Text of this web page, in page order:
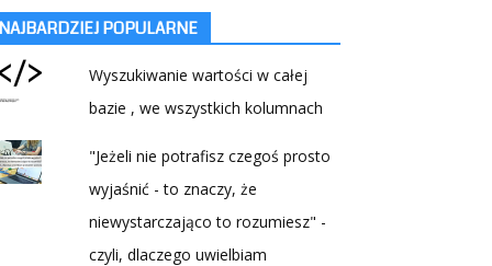
NAJBARDZIEJ POPULARNE
Wyszukiwanie wartości w całej
bazie , we wszystkich kolumnach
"Jeżeli nie potrafisz czegoś prosto
wyjaśnić - to znaczy, że
niewystarczająco to rozumiesz" -
czyli, dlaczego uwielbiam